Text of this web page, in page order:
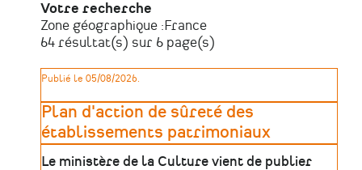
Votre recherche
Zone géographique : France
64 résultat(s) sur 6 page(s)
Publié le 05/08/2026.
Plan d'action de sûreté des
établissements patrimoniaux
Le ministère de la Culture vient de publier